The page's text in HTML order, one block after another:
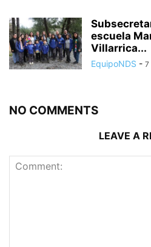
escuela
Villarrica...
EquipoNDS - 7
NO COMMENTS
LEAVE A